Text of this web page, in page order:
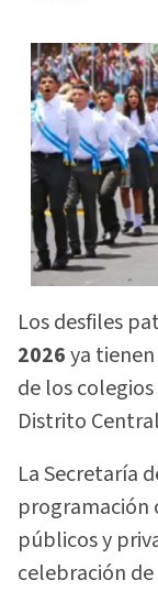
Los desfiles
2026ya
de los
Distrito
La Secretaría
programación
públicos y
celebración